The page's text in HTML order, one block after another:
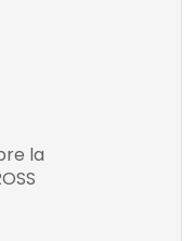
septoplastia
Tecnología y
innovadoras
la